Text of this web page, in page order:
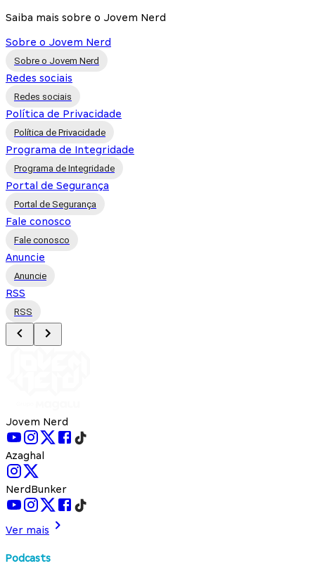
Saiba mais sobre o Jovem Nerd
Sobre o Jovem Nerd
Sobre o Jovem Nerd
Redes sociais
Redes sociais
Política de Privacidade
Política de Privacidade
Programa de Integridade
Programa de Integridade
Portal de Segurança
Portal de Segurança
Fale conosco
Fale conosco
Anuncie
Anuncie
RSS
RSS
Jovem Nerd
Azaghal
NerdBunker
Ver mais
Podcasts